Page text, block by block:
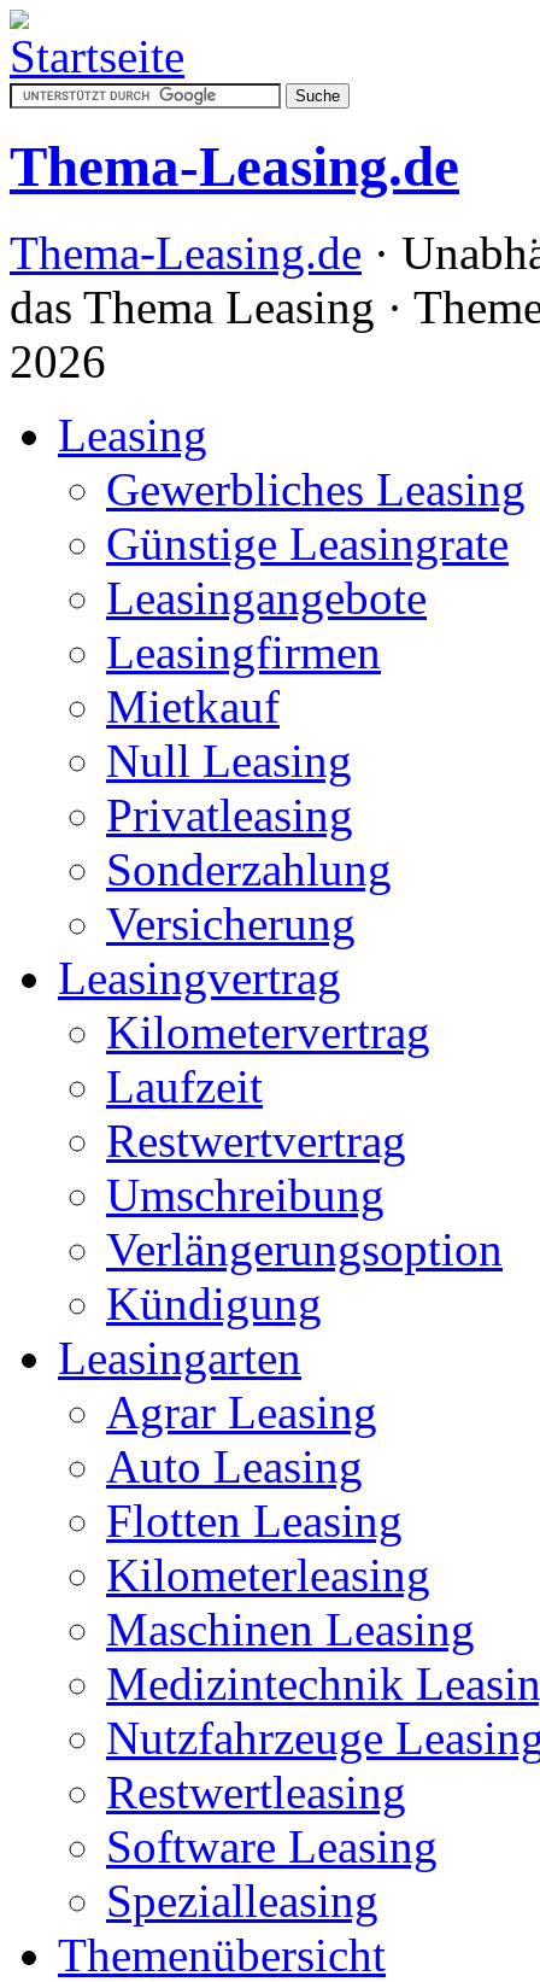
Thema-Leasing.de
Thema-Leasing.de ·
das Thema Leasing ·
2026
Leasing
Gewerbliches Leasing
Günstige Leasingrate
Leasingangebote
Leasingfirmen
Mietkauf
Null Leasing
Privatleasing
Sonderzahlung
Versicherung
Leasingvertrag
Kilometervertrag
Laufzeit
Restwertvertrag
Umschreibung
Verlängerungsoption
Kündigung
Leasingarten
Agrar Leasing
Auto Leasing
Flotten Leasing
Kilometerleasing
Maschinen Leasing
Medizintechnik
Nutzfahrzeuge
Restwertleasing
Software Leasing
Spezialleasing
Themenübersicht